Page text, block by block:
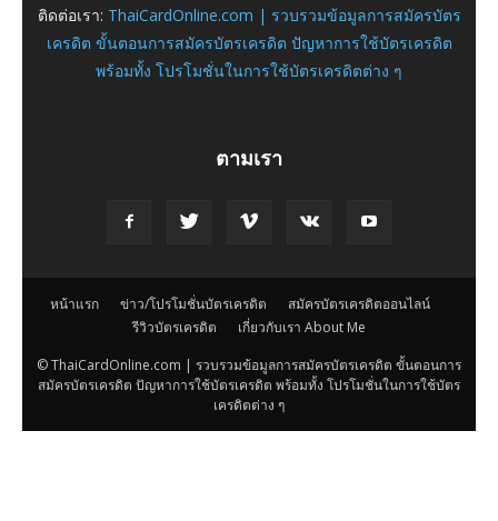
ติดต่อเรา: ThaiCardOnline.com | รวบรวมข้อมูลการสมัครบัตร
เครดิต ขั้นตอนการสมัครบัตรเครดิต ปัญหาการใช้บัตรเครดิต
พร้อมทั้ง โปรโมชั่นในการใช้บัตรเครดิตต่าง ๆ
ตามเรา
หน้าแรก ข่าว/โปรโมชั่นบัตรเครดิต
สมัครบัตรเครดิตออนไลน์
รีวิวบัตรเครดิต
เกี่ยวกับเรา About Me
© ThaiCardOnline.com | รวบรวมข้อมูลการสมัครบัตรเครดิต ขั้นตอนการ
สมัครบัตรเครดิต ปัญหาการใช้บัตรเครดิต พร้อมทั้ง โปรโมชั่นในการใช้บัตร
เครดิตต่าง ๆ